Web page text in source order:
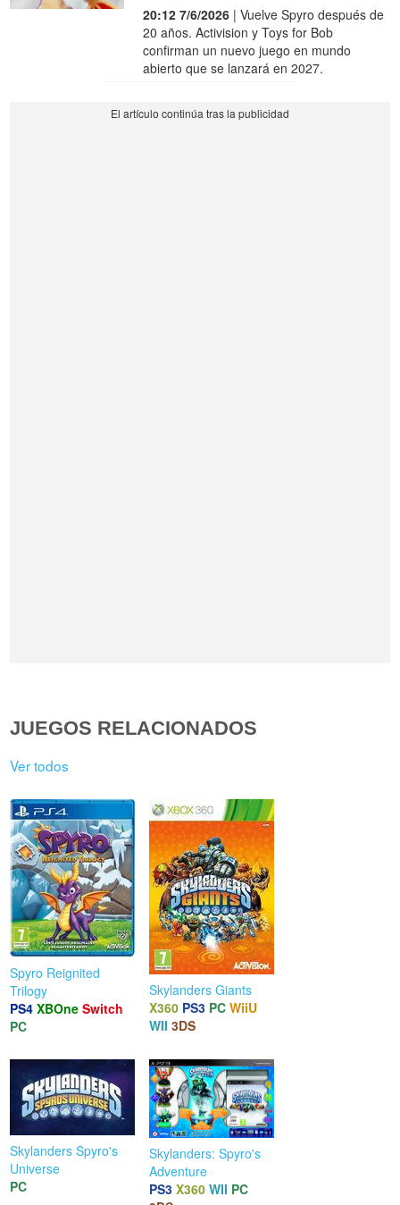
20:12 7/6/2026 | Vuelve Spyro después de
20 años. Activision y Toys for Bob
confirman un nuevo juego en mundo
abierto que se lanzará en 2027.
JUEGOS RELACIONADOS
Ver todos
Spyro Reignited
Trilogy
PS4 XBOne Switch
PC
Skylanders Giants
X360 PS3 PC WiiU
WII 3DS
Skylanders Spyro's
Universe
PC
Skylanders: Spyro's
Adventure
PS3 X360 WII PC